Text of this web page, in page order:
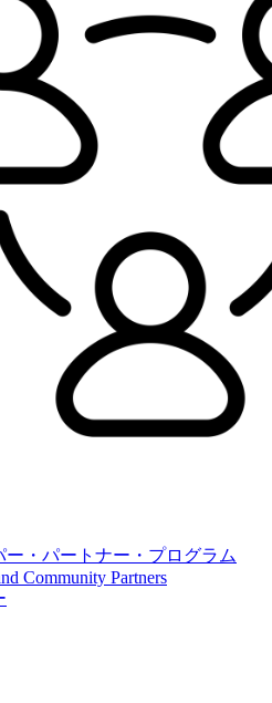
ー・パートナー・プログラム
Community Partners